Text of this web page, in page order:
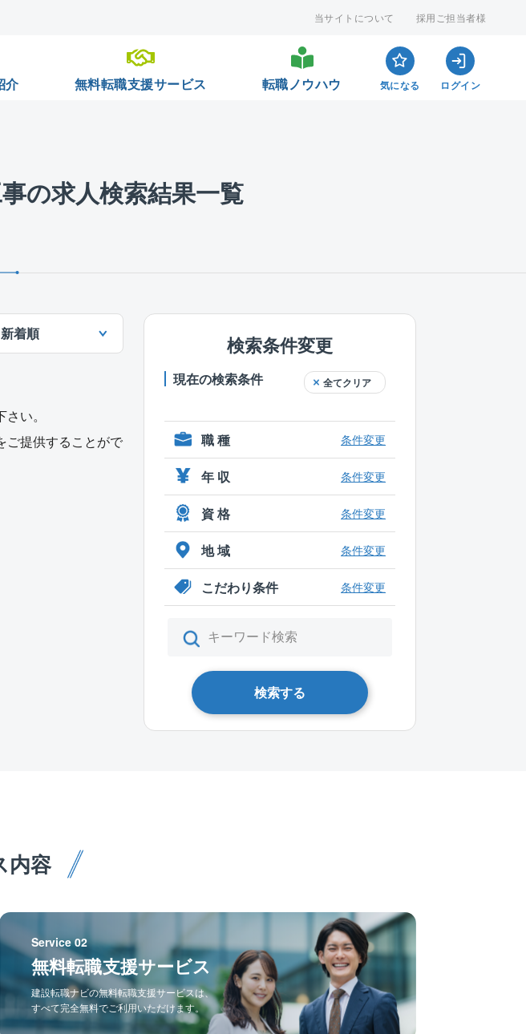
当サイトについて 採用ご担当者様
介 無料転職支援サービス 転職ノウハウ 気になる ログイン
の求人検索結果一覧
新着順
い。
ご提供することがで
検索条件変更
現在の検索条件 全てクリア
職 種 条件変更
年 収 条件変更
資 格 条件変更
地 域 条件変更
こだわり条件 条件変更
検索する
内容
Service 02
無料転職支援サービス
建設転職ナビの無料転職支援サービスは、
すべて完全無料でご利用いただけます。